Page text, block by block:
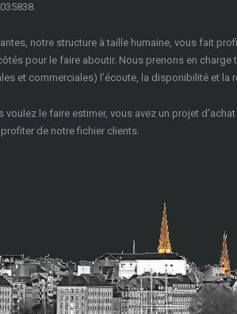
notre structure à taille humaine, vous fait
pour le faire aboutir. Nous prenons en
et commerciales) l’écoute, la disponibilité et la
voulez le faire estimer, vous avez un projet
de notre fichier clients.